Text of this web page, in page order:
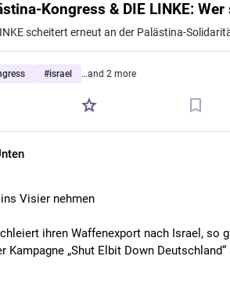
#israel …and 2 more
Visier nehmen
ihren Waffenexport nach Israel, so
Kampagne „Shut Elbit Down